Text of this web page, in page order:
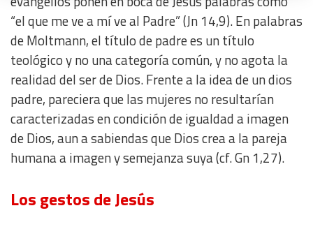
“el que me ve a mí ve al Padre” (Jn 14,9). En palabras
de Moltmann, el título de padre es un título
teológico y no una categoría común, y no agota la
realidad del ser de Dios. Frente a la idea de un dios
padre, pareciera que las mujeres no resultarían
caracterizadas en condición de igualdad a imagen
de Dios, aun a sabiendas que Dios crea a la pareja
humana a imagen y semejanza suya (cf. Gn 1,27).
Los gestos de Jesús
Use profiles to select personalised content
Measure advertising performance
Measure content performance
Understand audiences through statistics or combinations
Develop and improve services